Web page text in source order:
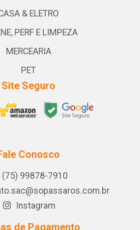
& ELETRO
PERF E LIMPEZA
MERCEARIA
PET
Site Seguro
Conosco
(75) 99878-7910
Instagram
de Pagamento